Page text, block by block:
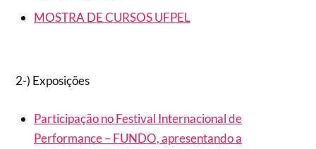
MOSTRA DE CURSOS UFPEL
2-) Exposições
Participação no Festival Internacional de
Performance – FUNDO, apresentando a